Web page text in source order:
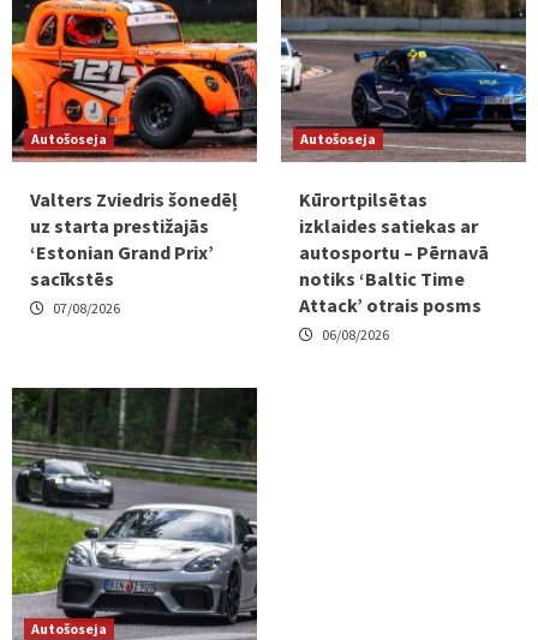
Autošoseja
Valters Zviedris šonedēļ
uz starta prestižajās
‘Estonian Grand Prix’
sacīkstēs
07/08/2026
Autošoseja
Kūrortpilsētas
izklaides satiekas ar
autosportu – Pērnavā
notiks ‘Baltic Time
Attack’ otrais posms
06/08/2026
Autošoseja